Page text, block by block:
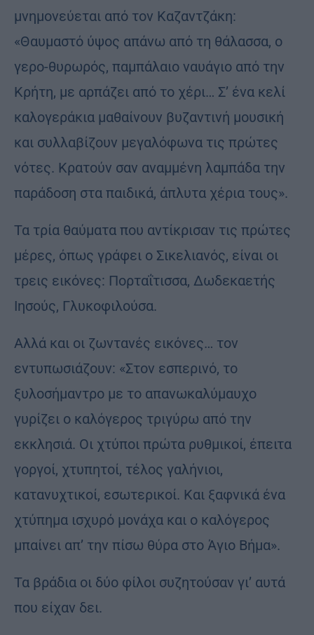
μνημονεύεται από τον Καζαντζάκη:
«Θαυμαστό ύψος απάνω από τη θάλασσα, ο
γερο-θυρωρός, παμπάλαιο ναυάγιο από την
Κρήτη, με αρπάζει από το χέρι… Σ’ ένα κελί
καλογεράκια μαθαίνουν βυζαντινή μουσική
και συλλαβίζουν μεγαλόφωνα τις πρώτες
νότες. Κρατούν σαν αναμμένη λαμπάδα την
παράδοση στα παιδικά, άπλυτα χέρια τους».
Τα τρία θαύματα που αντίκρισαν τις πρώτες
μέρες, όπως γράφει ο Σικελιανός, είναι οι
τρεις εικόνες: Πορταΐτισσα, Δωδεκαετής
Ιησούς, Γλυκοφιλούσα.
Αλλά και οι ζωντανές εικόνες… τον
εντυπωσιάζουν: «Στον εσπερινό, το
ξυλοσήμαντρο με το απανωκαλύμαυχο
γυρίζει ο καλόγερος τριγύρω από την
εκκλησιά. Οι χτύποι πρώτα ρυθμικοί, έπειτα
γοργοί, χτυπητοί, τέλος γαλήνιοι,
κατανυχτικοί, εσωτερικοί. Και ξαφνικά ένα
χτύπημα ισχυρό μονάχα και ο καλόγερος
μπαίνει απ’ την πίσω θύρα στο Άγιο Βήμα».
Τα βράδια οι δύο φίλοι συζητούσαν γι’ αυτά
που είχαν δει.